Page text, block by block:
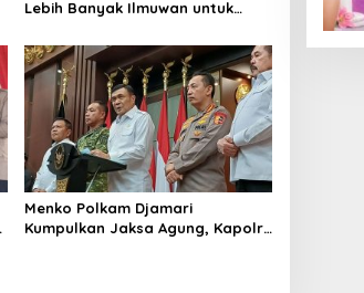
Lebih Banyak Ilmuwan untuk
Menko Polkam Djamari
Kumpulkan Jaksa Agung, Kapolri,